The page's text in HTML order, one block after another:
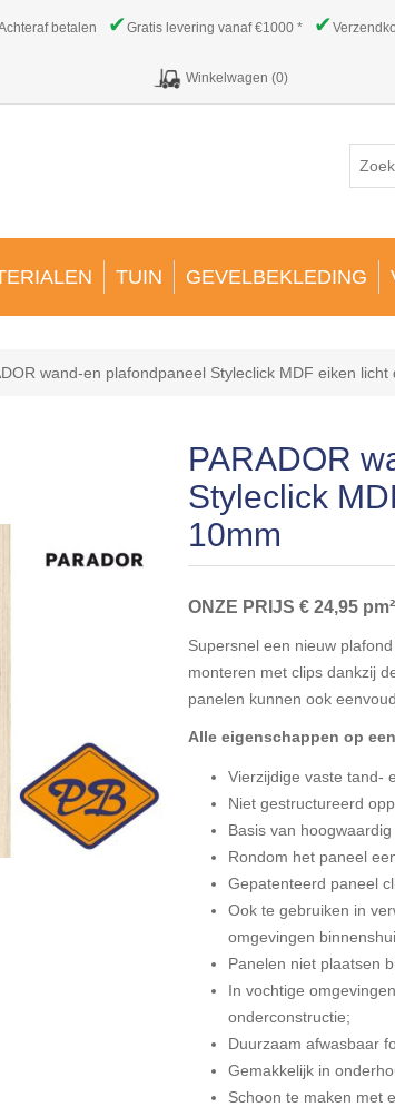
betalen ✔Gratis levering vanaf €1000 * ✔
Winkelwagen (0)
TUIN GEVELBEKLEDING
wand-en plafondpaneel Styleclick MDF eiken licht
PARADOR
Styleclick
10mm
ONZE PRIJS € 24,95 pm²
Supersnel een nieuw
monteren met clips dankzij
panelen kunnen ook
Alle eigenschappen op
Vierzijdige vaste tand-
Niet gestructureerd
Basis van
Rondom het paneel
Gepatenteerd paneel
Ook te gebruiken in
omgevingen
Panelen niet plaatsen
In vochtige
onderconstructie;
Duurzaam afwasbaar
Gemakkelijk in
Schoon te maken met